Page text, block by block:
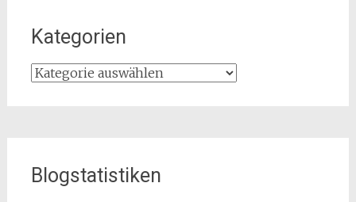
Kategorien
Kategorien
Blogstatistiken